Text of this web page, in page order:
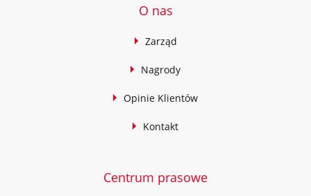
O nas
Zarząd
Nagrody
Opinie Klientów
Kontakt
Centrum prasowe